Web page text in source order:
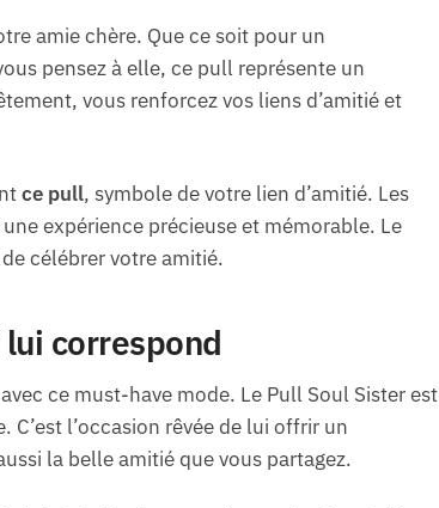
amie chère. Que ce soit pour un
pensez à elle, ce pull représente un
vous renforcez vos liens d’amitié et
ce pull, symbole de votre lien d’amitié. Les
expérience précieuse et mémorable. Le
célébrer votre amitié.
correspond
ce must-have mode. Le Pull Soul Sister est
l’occasion rêvée de lui offrir un
la belle amitié que vous partagez.